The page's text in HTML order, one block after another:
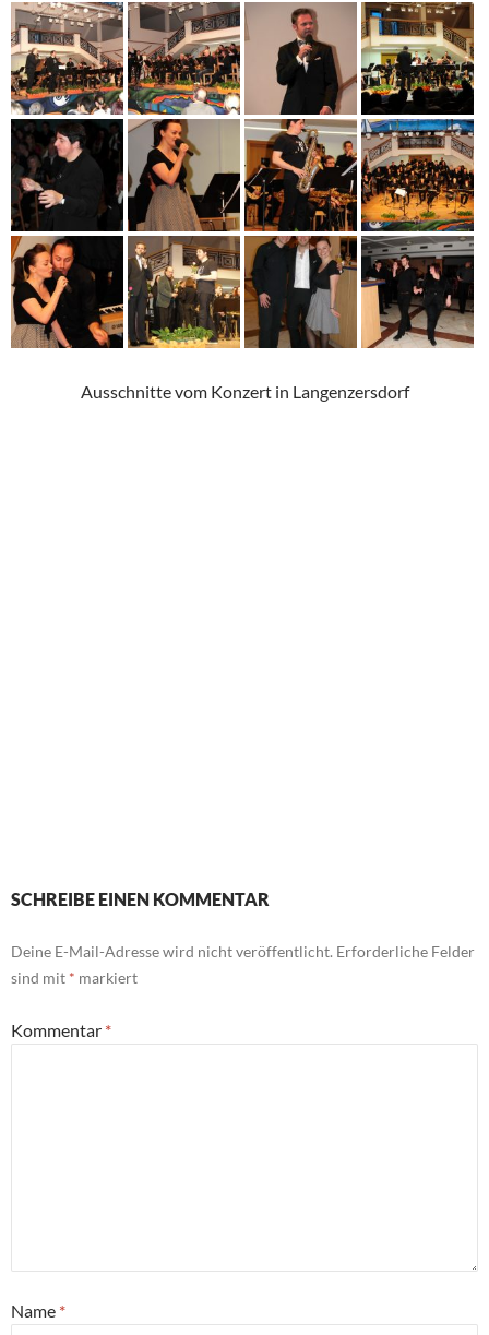
Ausschnitte vom Konzert in Langenzersdorf
SCHREIBE EINEN KOMMENTAR
Deine E-Mail-Adresse wird nicht veröffentlicht. Erforderliche Felder
sind mit * markiert
Kommentar *
Name *